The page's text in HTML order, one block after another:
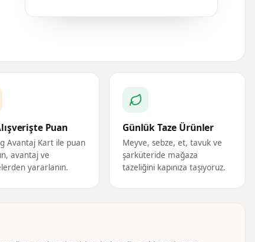
Puan
Avantaj Kart ile puan
avantaj ve
yararlanın.
Günlük Taze Ürünler
Meyve, sebze, et, tavuk ve
şarküteride mağaza
tazeliğini kapınıza taşıyoruz.